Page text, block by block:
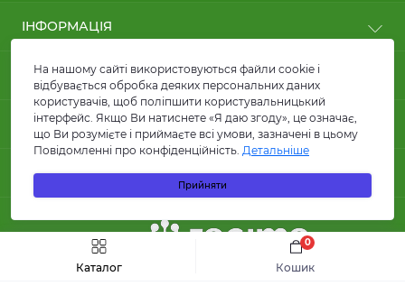
Каталог Кошик
0
Швидке замовлення
ІНФОРМАЦІЯ
Користні статті
Оплата
Доставка
Договір публічної оферти
FAQ
Про магазин
Відгуки
Повернення товару
Карта сайту
ПОПУЛЯРНЕ
Кабелі силові
Кабелі для сонячних панелей та батарей
Провід ПВ1 та ПВ3
Лотки металеві
Акумуляторні батареї
Інвертори
Автоматичні вимикачі
Диференціальні автомати
КОНТАКТИ ТА АДРЕСА
вул. Кирилівська, 86, м.Київ
Гуртова компанія КАРАТ ЛТД
Інтернент магазин КАРАТ ЛТД
order@karatltd.com.ua
МЕСЕНДЖЕРИ
Viber
На нашому сайті використовуються файли cookie і
відбувається обробка деяких персональних даних
користувачів, щоб поліпшити користувальницький
інтерфейс. Якщо Ви натиснете «Я даю згоду», це означає,
що Ви розумієте і приймаєте всі умови, зазначені в цьому
Повідомленні про конфіденційність. Детальніше
Прийняти